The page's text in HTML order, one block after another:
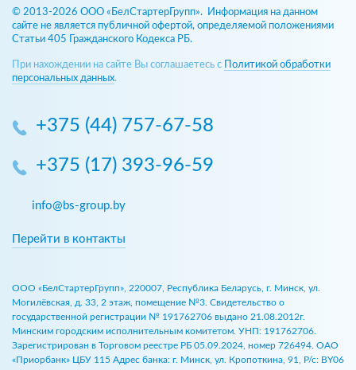
© 2013-2026 ООО «БелСтартерГрупп». Информация на данном
сайте не является публичной офертой, определяемой положениями
Статьи 405 Гражданского Кодекса РБ.
При нахождении на сайте Вы соглашаетесь с
Политикой обработки
персональных данных.
+375 (44) 757-67-58
+375 (17) 393-96-59
info@bs-group.by
Перейти в контакты
ООО «БелСтартерГрупп», 220007, Республика Беларусь, г. Минск, ул.
Могилёвская, д. 33, 2 этаж, помещение №3. Свидетельство о
государственной регистрации № 191762706 выдано 21.08.2012г.
Минским городским исполнительным комитетом. УНП: 191762706.
Зарегистрирован в Торговом реестре РБ 05.09.2024, номер 726494. ОАО
«Приорбанк» ЦБУ 115 Адрес банка: г. Минск, ул. Кропоткина, 91, Р/с: BY06